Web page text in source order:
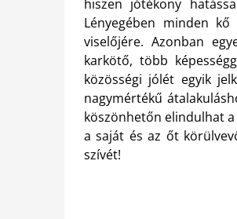
hiszen jótékony
Lényegében minden
viselőjére. Azonban
karkötő, több
közösségi jólét egyik
nagymértékű
köszönhetőn elindulhat
a saját és az őt
szívét!